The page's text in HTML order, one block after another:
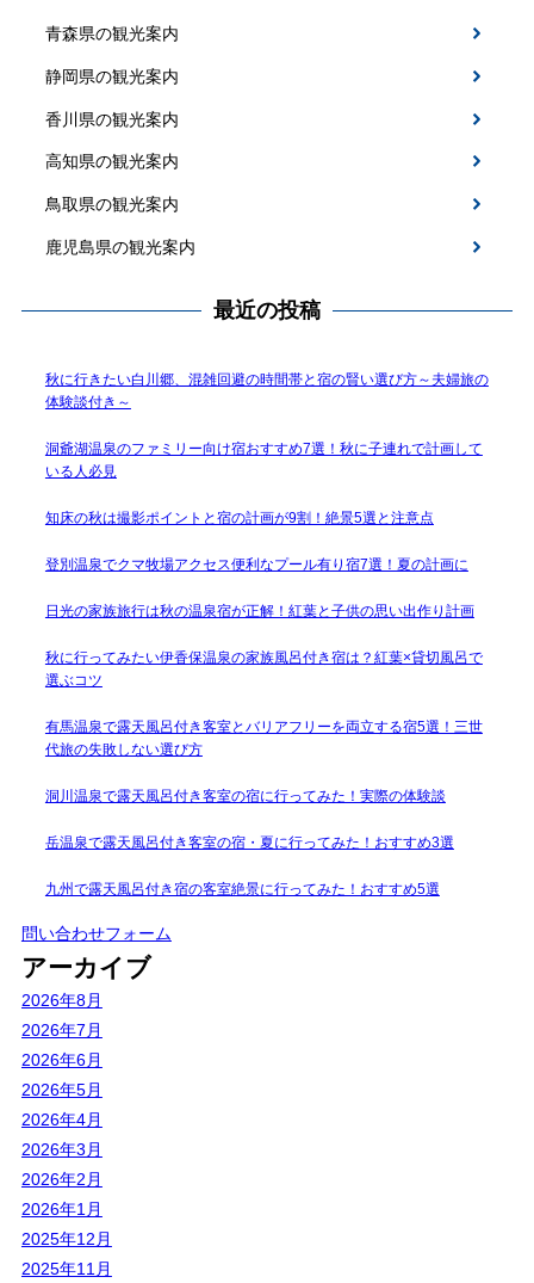
青森県の観光案内
静岡県の観光案内
香川県の観光案内
高知県の観光案内
鳥取県の観光案内
鹿児島県の観光案内
最近の投稿
秋に行きたい白川郷、混雑回避の時間帯と宿の賢い選び方～夫婦旅の
体験談付き～
洞爺湖温泉のファミリー向け宿おすすめ7選！秋に子連れで計画して
いる人必見
知床の秋は撮影ポイントと宿の計画が9割！絶景5選と注意点
登別温泉でクマ牧場アクセス便利なプール有り宿7選！夏の計画に
日光の家族旅行は秋の温泉宿が正解！紅葉と子供の思い出作り計画
秋に行ってみたい伊香保温泉の家族風呂付き宿は？紅葉×貸切風呂で
選ぶコツ
有馬温泉で露天風呂付き客室とバリアフリーを両立する宿5選！三世
代旅の失敗しない選び方
洞川温泉で露天風呂付き客室の宿に行ってみた！実際の体験談
岳温泉で露天風呂付き客室の宿・夏に行ってみた！おすすめ3選
九州で露天風呂付き宿の客室絶景に行ってみた！おすすめ5選
問い合わせフォーム
アーカイブ
2026年8月
2026年7月
2026年6月
2026年5月
2026年4月
2026年3月
2026年2月
2026年1月
2025年12月
2025年11月